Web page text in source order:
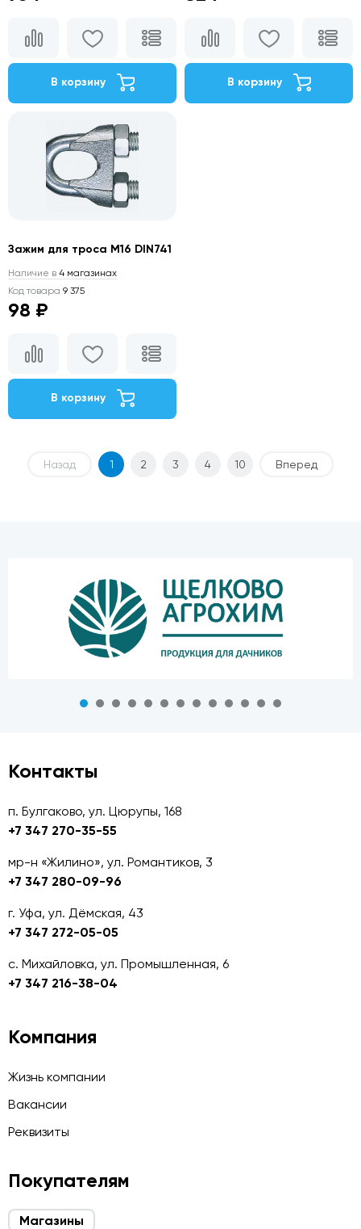
В корзину В корзину
Зажим для троса М16 DIN741
Наличие в 4 магазинах
Код товара 9 375
98 ₽
В корзину
Назад 1 2 3 4 10 Вперед
Контакты
п. Булгаково, ул. Цюрупы, 168
+7 347 270-35-55
мр-н «Жилино», ул. Романтиков, 3
+7 347 280-09-96
г. Уфа, ул. Дёмская, 43
+7 347 272-05-05
с. Михайловка, ул. Промышленная, 6
+7 347 216-38-04
Компания
Жизнь компании
Вакансии
Реквизиты
Покупателям
Магазины